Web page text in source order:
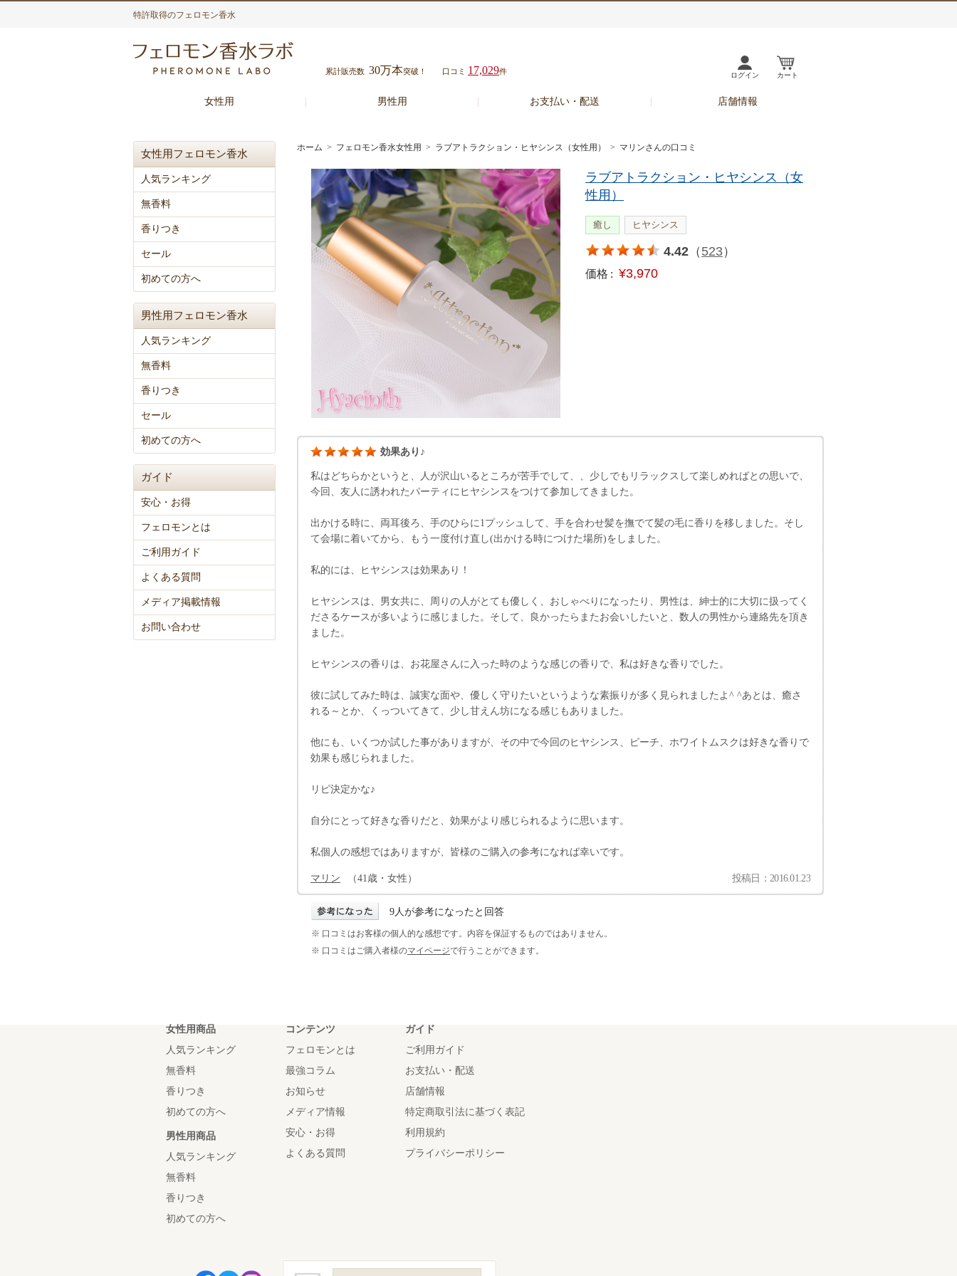
特許取得のフェロモン香水
累計販売数 30万本突破！ 口コミ 17,029件 ログイン カート
女性用 男性用 お支払い・配送 店舗情報
ホーム > フェロモン香水女性用 > ラブアトラクション・ヒヤシンス（女性用） > マリンさんの口コミ
ラブアトラクション・ヒヤシンス（女
性用）
癒し ヒヤシンス
4.42 （ 523）
価格 : ¥3,970
効果あり♪
私はどちらかというと、人が沢山いるところが苦手でして、、少しでもリラックスして楽しめればとの思いで、
今回、友人に誘われたパーティにヒヤシンスをつけて参加してきました。
出かける時に、両耳後ろ、手のひらに1プッシュして、手を合わせ髪を撫でて髪の毛に香りを移しました。そし
て会場に着いてから、もう一度付け直し(出かける時につけた場所)をしました。
私的には、ヒヤシンスは効果あり！
ヒヤシンスは、男女共に、周りの人がとても優しく、おしゃべりになったり、男性は、紳士的に大切に扱ってく
ださるケースが多いように感じました。そして、良かったらまたお会いしたいと、数人の男性から連絡先を頂き
ました。
ヒヤシンスの香りは、お花屋さんに入った時のような感じの香りで、私は好きな香りでした。
彼に試してみた時は、誠実な面や、優しく守りたいというような素振りが多く見られましたよ^ ^あとは、癒さ
れる～とか、くっついてきて、少し甘えん坊になる感じもありました。
他にも、いくつか試した事がありますが、その中で今回のヒヤシンス、ピーチ、ホワイトムスクは好きな香りで
効果も感じられました。
リピ決定かな♪
自分にとって好きな香りだと、効果がより感じられるように思います。
私個人の感想ではありますが、皆様のご購入の参考になれば幸いです。
マリン （41歳・女性） 投稿日：2016.01.23
9人が参考になったと回答
※ 口コミはお客様の個人的な感想です。内容を保証するものではありません。
※ 口コミはご購入者様のマイページで行うことができます。
女性用フェロモン香水
人気ランキング
無香料
香りつき
セール
初めての方へ
男性用フェロモン香水
人気ランキング
無香料
香りつき
セール
初めての方へ
ガイド
安心・お得
フェロモンとは
ご利用ガイド
よくある質問
メディア掲載情報
お問い合わせ
女性用商品
人気ランキング
無香料
香りつき
初めての方へ
男性用商品
人気ランキング
無香料
香りつき
初めての方へ
コンテンツ
フェロモンとは
最強コラム
お知らせ
メディア情報
安心・お得
よくある質問
ガイド
ご利用ガイド
お支払い・配送
店舗情報
特定商取引法に基づく表記
利用規約
プライバシーポリシー